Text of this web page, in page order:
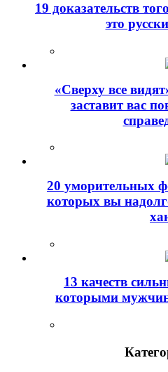
19 доказательств
это
«Сверху все
заставит вас
20 уморительных
которых вы
13 качеств
которыми